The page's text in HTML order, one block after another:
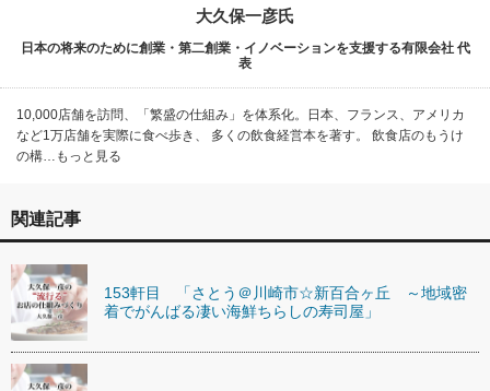
大久保一彦氏
日本の将来のために創業・第二創業・イノベーションを支援する有限会社 代
表
10,000店舗を訪問、「繁盛の仕組み」を体系化。日本、フランス、アメリカ
など1万店舗を実際に食べ歩き、 多くの飲食経営本を著す。 飲食店のもうけ
の構…もっと見る
関連記事
153軒目 「さとう＠川崎市☆新百合ヶ丘 ～地域密
着でがんばる凄い海鮮ちらしの寿司屋」